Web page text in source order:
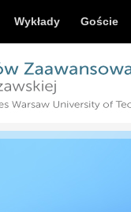
Wykłady Goście